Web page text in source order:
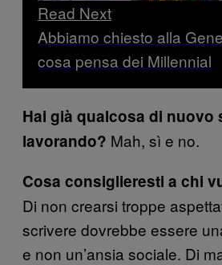
Read Next
Abbiamo chiesto alla
cosa pensa dei Millennial
Hai già qualcosa di nuovo
lavorando? Mah, sì e no.
Cosa consiglieresti a chi
Di non crearsi troppe
scrivere dovrebbe essere
e non un’ansia sociale. Di